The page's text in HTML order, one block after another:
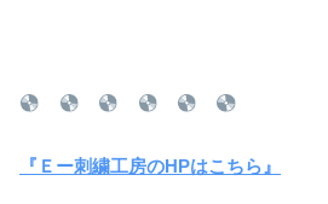
『Ｅー刺繍工房のHPはこちら』